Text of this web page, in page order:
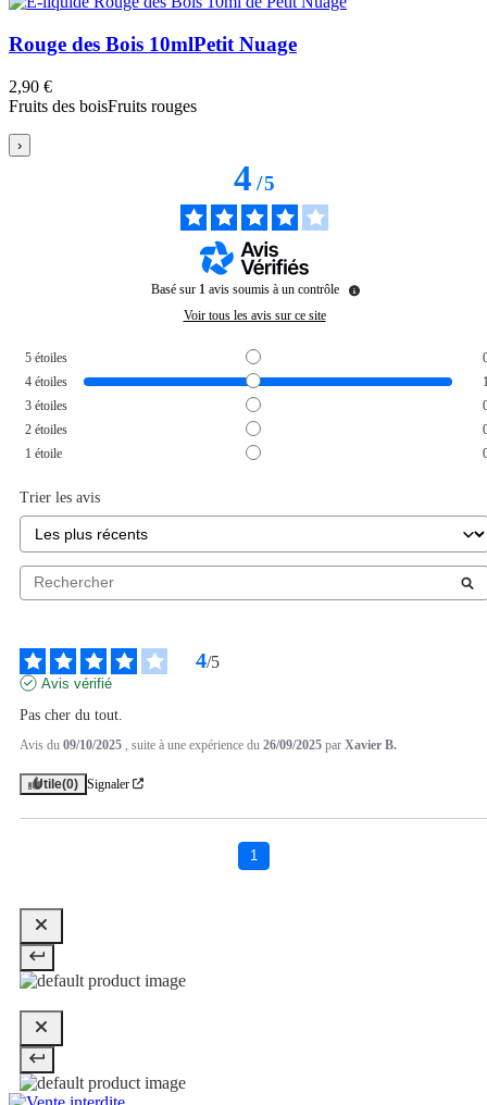
Rouge des Bois 10mlPetit Nuage
2,90 €
Fruits des boisFruits rouges
›
4/5
Basé sur 1 avis soumis à un contrôle
Voir tous les avis sur ce site
5 étoiles
4 étoiles
3 étoiles
2 étoiles
1 étoile
Trier les avis
4/5
Avis vérifié
Pas cher du tout.
Avis du 09/10/2025 , suite à une expérience du 26/09/2025 par Xavier B.
Utile(0) Signaler
1